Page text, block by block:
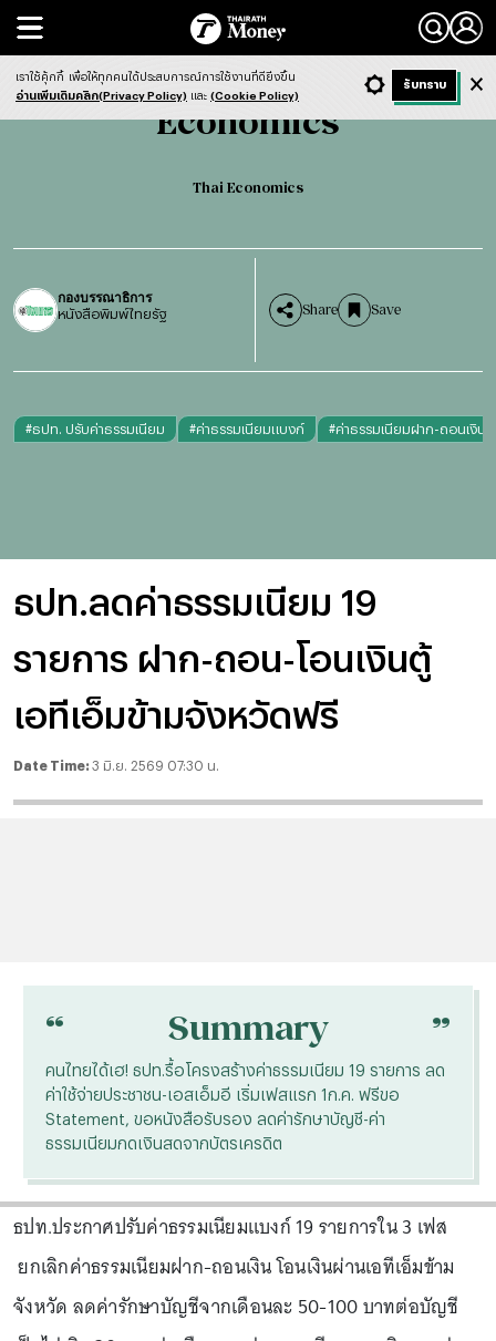
Search
Economics Thai Economics
Economics
Thai Economics
กองบรรณาธิการ
หนังสือพิมพ์ไทยรัฐ Share Save
#ธปท. ปรับค่าธรรมเนียม #ค่าธรรมเนียมแบงก์ #ค่าธรรมเนียมฝาก-ถอนเงิน
ธปท.ลดค่าธรรมเนียม 19
รายการ ฝาก-ถอน-โอนเงินตู้
เอทีเอ็มข้ามจังหวัดฟรี
Date Time: 3 มิ.ย. 2569 07:30 น.
- ก + ก Dark ฟังข่าว
“ Summary “
คนไทยได้เฮ! ธปท.รื้อโครงสร้างค่าธรรมเนียม 19 รายการ ลด
ค่าใช้จ่ายประชาชน-เอสเอ็มอี เริ่มเฟสแรก 1ก.ค. ฟรีขอ
Statement, ขอหนังสือรับรอง ลดค่ารักษาบัญชี-ค่า
ธรรมเนียมกดเงินสดจากบัตรเครดิต
ธปท.ประกาศปรับค่าธรรมเนียมแบงก์ 19 รายการใน 3 เฟส
ยกเลิกค่าธรรมเนียมฝาก-ถอนเงิน โอนเงินผ่านเอทีเอ็มข้าม
จังหวัด ลดค่ารักษาบัญชีจากเดือนละ 50-100 บาทต่อบัญชี
เราใช้คุ้กกี้ เพื่อให้ทุกคนได้ประสบการณ์การใช้งานที่ดียิ่งขึ้น
อ่านเพิ่มเติมคลิก(Privacy Policy) และ (Cookie Policy)
รับทราบ